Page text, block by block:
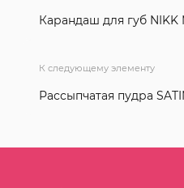
Карандаш для губ NIKK
К следующему элементу
Рассыпчатая пудра